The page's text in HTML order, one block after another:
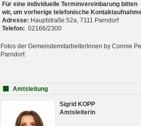
Für eine individuelle Terminvereinbarung bitten
wir, um vorherige telefonische
Adresse: Hauptstraße 52a, 7111 Parndorf
Telefon: 02166/2300
Fotos der GemeindemitarbeiterInnen by Connie
Parndorf.
Amtsleitung
Sigrid KOPP
Amtsleiterin